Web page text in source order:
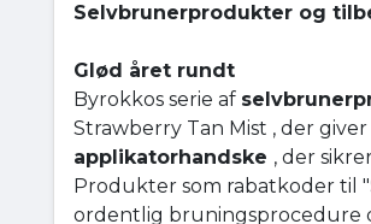
Selvbrunerprodukter og
Glød året rundt
Byrokkos serie af
Strawberry Tan Mist , der
applikatorhandske , der
Produkter som rabatkoder til "
ordentlig bruningsprocedure